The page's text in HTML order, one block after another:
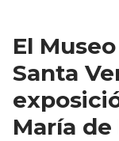
El
Santa
María de